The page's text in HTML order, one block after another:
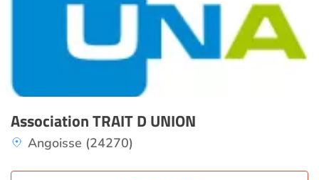
Association TRAIT D UNION
Angoisse (24270)